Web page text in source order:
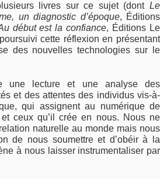
livres sur ce sujet (dont Le
un diagnostic d’époque, Éditions
début est la confiance, Éditions Le
cette réflexion en présentant
des nouvelles technologies sur le
une lecture et une analyse des
et des attentes des individus vis-à-
qui assignent au numérique de
ceux qu’il crée en nous. Nous ne
naturelle au monde mais nous
de nous soumettre et d’obéir à la
à nous laisser instrumentaliser par